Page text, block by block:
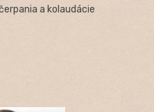
a kolaudácie